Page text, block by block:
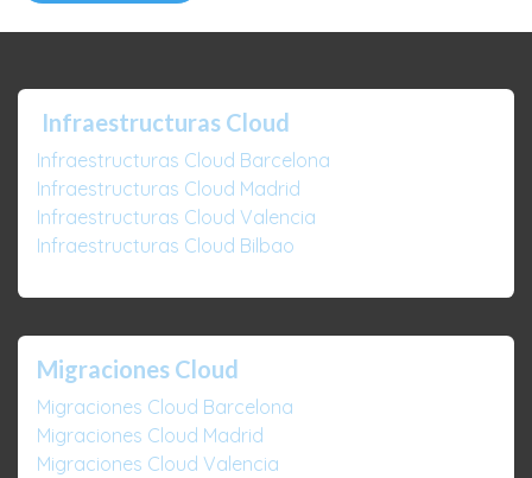
Infraestructuras Cloud
Infraestructuras Cloud Barcelona
Infraestructuras Cloud Madrid
Infraestructuras Cloud Valencia
Infraestructuras Cloud Bilbao
Migraciones Cloud
Migraciones Cloud Barcelona
Migraciones Cloud Madrid
Migraciones Cloud Valencia